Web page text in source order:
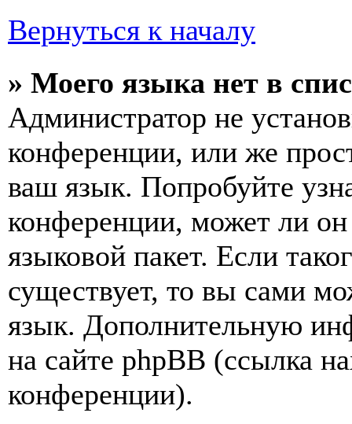
Вернуться к началу
» Моего языка нет в
Администратор не
конференции, или же
ваш язык. Попробуйте
конференции, может ли
языковой пакет. Если
существует, то вы сами
язык. Дополнительную
на сайте phpBB (ссылка
конференции).